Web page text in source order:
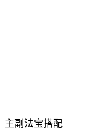
主副法宝搭配